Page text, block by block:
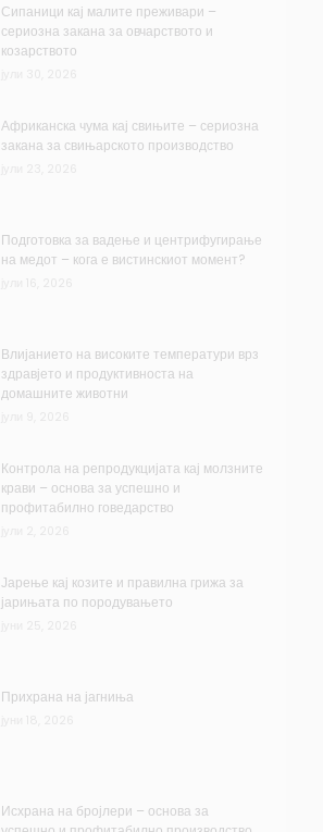
Сипаници кај малите преживари –
сериозна закана за овчарството и
козарството
Африканска чума кај свињите – сериозна
закана за свињарското производство
Подготовка за вадење и центрифугирање
на медот – кога е вистинскиот момент?
Влијанието на високите температури врз
здравјето и продуктивноста на
домашните животни
Контрола на репродукцијата кај молзните
крави – основа за успешно и
профитабилно говедарство
Јарење кај козите и правилна грижа за
јарињата по породувањето
Прихрана на јагниња
Исхрана на бројлери – основа за